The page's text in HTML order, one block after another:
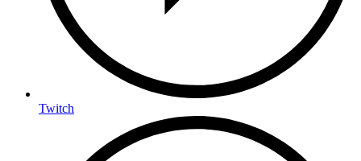
Twitch